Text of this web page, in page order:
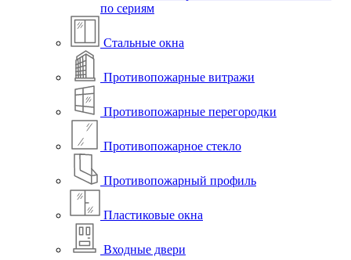
по сериям
Стальные окна
Противопожарные витражи
Противопожарные перегородки
Противопожарное стекло
Противопожарный профиль
Пластиковые окна
Входные двери